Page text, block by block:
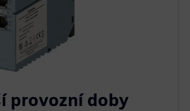
provozní doby